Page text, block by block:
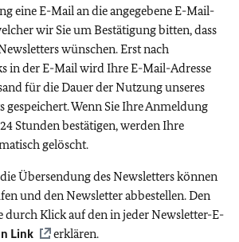
eine E-Mail an die angegebene E-Mail-
wir Sie um Bestätigung bitten, dass
wünschen. Erst nach
in der E-Mail wird Ihre E-Mail-Adresse
für die Dauer der Nutzung unseres
gespeichert. Wenn Sie Ihre Anmeldung
Stunden bestätigen, werden Ihre
gelöscht.
Übersendung des Newsletters können
und den Newsletter abbestellen. Den
durch Klick auf den in jeder Newsletter-E-
Link erklären.